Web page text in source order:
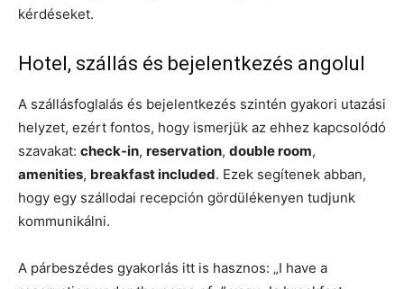
kérdéseket.
Hotel, szállás és bejelentkezés angolul
A szállásfoglalás és bejelentkezés szintén gyakori utazási
helyzet, ezért fontos, hogy ismerjük az ehhez kapcsolódó
szavakat: check-in, reservation, double room,
amenities, breakfast included. Ezek segítenek abban,
hogy egy szállodai recepción gördülékenyen tudjunk
kommunikálni.
A párbeszédes gyakorlás itt is hasznos: „I have a